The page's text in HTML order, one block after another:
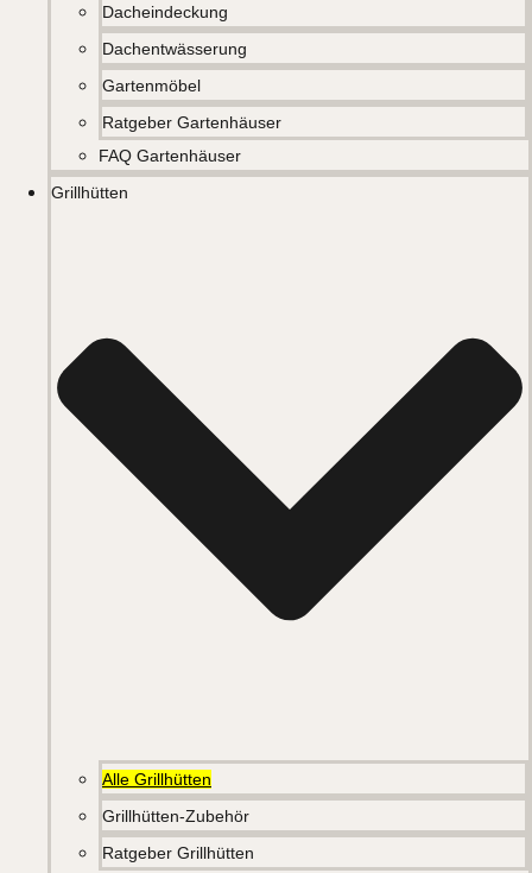
Dacheindeckung
Dachentwässerung
Gartenmöbel
Ratgeber Gartenhäuser
FAQ Gartenhäuser
Grillhütten
Alle Grillhütten
Grillhütten-Zubehör
Ratgeber Grillhütten